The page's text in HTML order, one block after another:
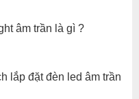
cắt ra với 6 tùy chọn
đầy đủ tiêu chuẩn văn
30.000 giờ L70 Ta 25 °
âm trần là gì ?
lắp đặt đèn led âm trần